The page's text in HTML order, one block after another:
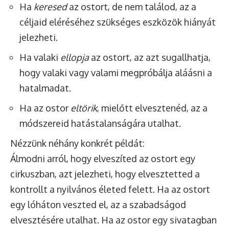
Ha keresedaz ostort, de nem találod, az a
céljaid eléréséhez szükséges eszközök hiányát
jelezheti.
Ha valaki ellopjaaz ostort, az azt sugallhatja,
hogy valaki vagy valami megpróbálja aláásni a
hatalmadat.
Ha az ostor eltörik, mielőtt elvesztenéd, az a
módszereid hatástalanságára utalhat.
Nézzünk néhány konkrét példát:
Álmodni arról, hogy elveszíted az ostort egy
cirkuszban, azt jelezheti, hogy elvesztetted a
kontrollt a nyilvános életed felett. Ha az ostort
egy lóháton veszted el, az a szabadságod
elvesztésére utalhat. Ha az ostor egy sivatagban